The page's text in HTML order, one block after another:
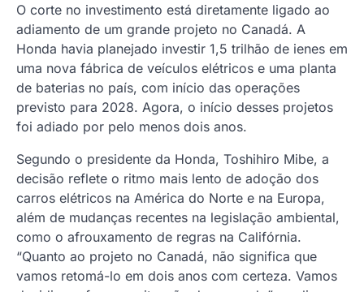
O corte no investimento está diretamente ligado ao
adiamento de um grande projeto no Canadá. A
Honda havia planejado investir 1,5 trilhão de ienes em
uma nova fábrica de veículos elétricos e uma planta
de baterias no país, com início das operações
previsto para 2028. Agora, o início desses projetos
foi adiado por pelo menos dois anos.
Segundo o presidente da Honda, Toshihiro Mibe, a
decisão reflete o ritmo mais lento de adoção dos
carros elétricos na América do Norte e na Europa,
além de mudanças recentes na legislação ambiental,
como o afrouxamento de regras na Califórnia.
“Quanto ao projeto no Canadá, não significa que
vamos retomá-lo em dois anos com certeza. Vamos